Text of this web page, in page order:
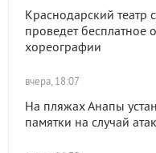
Краснодарский театр
проведет бесплатное
хореографии
вчера, 18:07
На пляжах Анапы
памятки на случай